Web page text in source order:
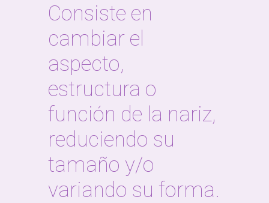
Consiste en
cambiar el
aspecto,
estructura o
función de la nariz,
reduciendo su
tamaño y/o
variando su forma.